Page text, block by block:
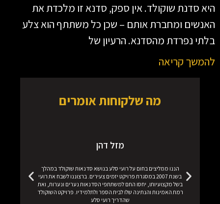
היא סדנת שוקולד. אין ספק, סדנא זו מלכדת את
האנשים ומחברת אותם – שכן כל משתתף הוא צלע
בלתי נפרדת מהסדנא. הרעיון של
להמשך קריאה
מה שלקוחות אומרים
מזל דהן
הננו ממליצים בחום על רועי סלע בנושא סדנאות שוקולד במהלך
בשנת 2007 במסגרת פרויקט יזמים צעירים. ברצוננו לשבח את רועי
בשל מקצועיותו, יחסו החם למשתתפי הסדנאות נערים ונערות, ואת
רמת האמינות והנתינה שלו לבית הספר ולתלמידיו. פרויקט השוקולד
שהדריך רועי סלע